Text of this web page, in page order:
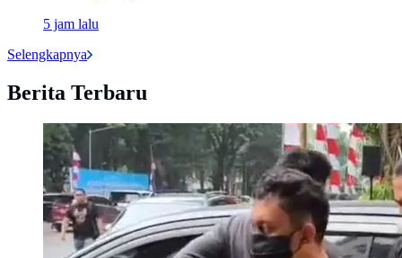
5 jam lalu
Selengkapnya
Berita Terbaru